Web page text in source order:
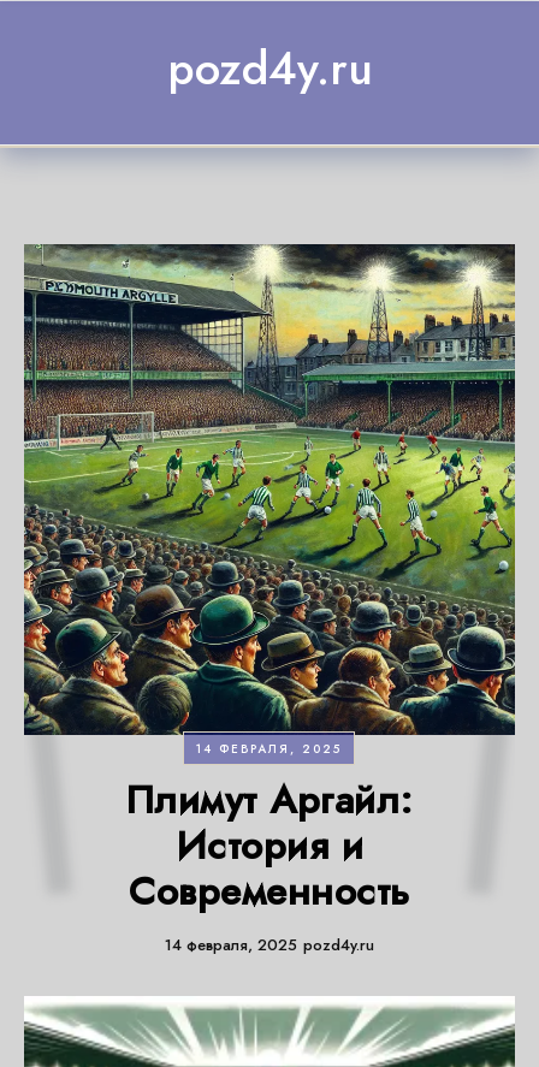
pozd4y.ru
14 ФЕВРАЛЯ, 2025
Плимут Аргайл:
История и
Современность
14 февраля, 2025 pozd4y.ru